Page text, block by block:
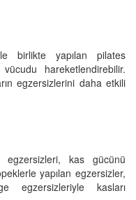
birlikte yapılan pilates
hareketlendirebilir.
egzersizlerini daha etkili
egzersizleri, kas gücünü
yapılan egzersizler,
egzersizleriyle kasları